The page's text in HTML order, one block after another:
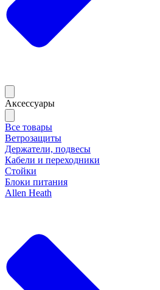
Аксессуары
Все товары
Ветрозащиты
Держатели, подвесы
Кабели и переходники
Стойки
Блоки питания
Allen Heath